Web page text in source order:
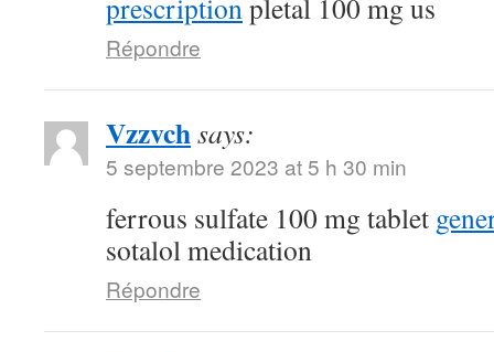
prescriptionpletal 100 mg us
Répondre
Vzzvchsays:
5 septembre 2023 at 5 h 30 min
ferrous sulfate 100 mg tablet
sotalol medication
Répondre